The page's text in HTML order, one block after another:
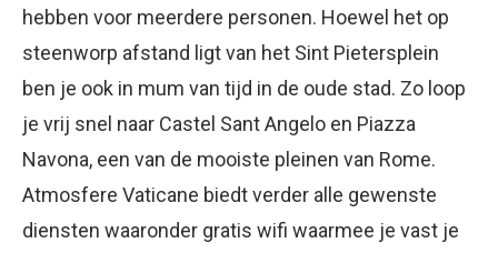
hebben voor meerdere personen. Hoewel het op
steenworp afstand ligt van het Sint Pietersplein
ben je ook in mum van tijd in de oude stad. Zo loop
je vrij snel naar Castel Sant Angelo en Piazza
Navona, een van de mooiste pleinen van Rome.
Atmosfere Vaticane biedt verder alle gewenste
diensten waaronder gratis wifi waarmee je vast je